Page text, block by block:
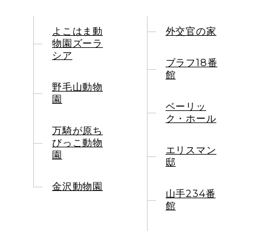
よこはま動
物園ズーラ
シア
野毛山動物
園
万騎が原ち
びっこ動物
園
金沢動物園
外交官の家
ブラフ18番
館
ベーリッ
ク・ホール
エリスマン
邸
山手234番
館